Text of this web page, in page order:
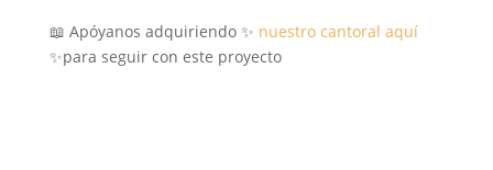
📖 Apóyanos adquiriendo ✨ nuestro cantoral aquí
✨para seguir con este proyecto